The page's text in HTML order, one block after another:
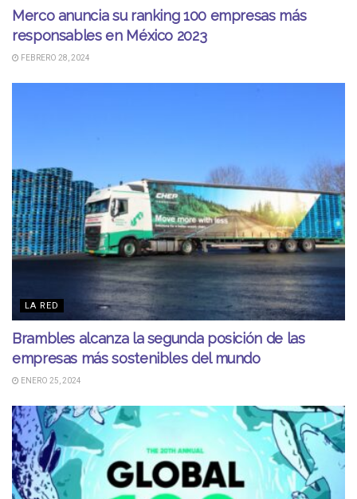
Merco anuncia su ranking 100 empresas más
responsables en México 2023
FEBRERO 28, 2024
LA RED
Brambles alcanza la segunda posición de las
empresas más sostenibles del mundo
ENERO 25, 2024